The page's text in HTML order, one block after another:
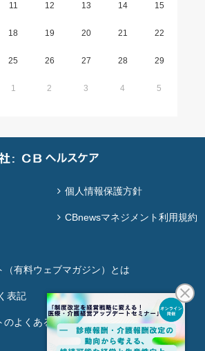
11 12 13 14 15
18 19 20 21 22
25 26 27 28 29
1 2 3 4 5
個人情報保護方針
CBnewsマネジメント利用規約
（有料ウェブマガジン）とは
表記
のよくある質問